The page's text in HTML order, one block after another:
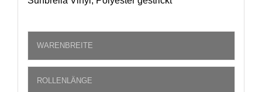
WARENBREITE
ROLLENLÄNGE